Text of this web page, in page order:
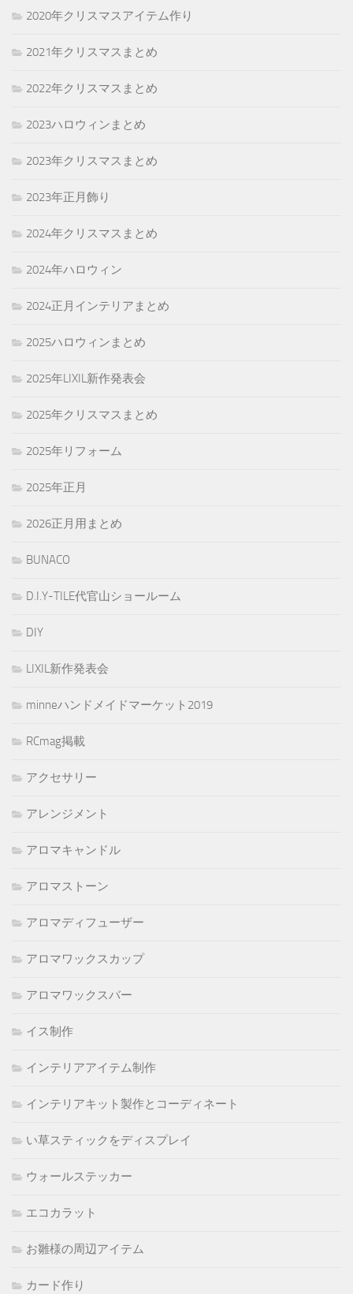
2020年クリスマスアイテム作り
2021年クリスマスまとめ
2022年クリスマスまとめ
2023ハロウィンまとめ
2023年クリスマスまとめ
2023年正月飾り
2024年クリスマスまとめ
2024年ハロウィン
2024正月インテリアまとめ
2025ハロウィンまとめ
2025年LIXIL新作発表会
2025年クリスマスまとめ
2025年リフォーム
2025年正月
2026正月用まとめ
BUNACO
D.I.Y-TILE代官山ショールーム
DIY
LIXIL新作発表会
minneハンドメイドマーケット2019
RCmag掲載
アクセサリー
アレンジメント
アロマキャンドル
アロマストーン
アロマディフューザー
アロマワックスカップ
アロマワックスバー
イス制作
インテリアアイテム制作
インテリアキット製作とコーディネート
い草スティックをディスプレイ
ウォールステッカー
エコカラット
お雛様の周辺アイテム
カード作り